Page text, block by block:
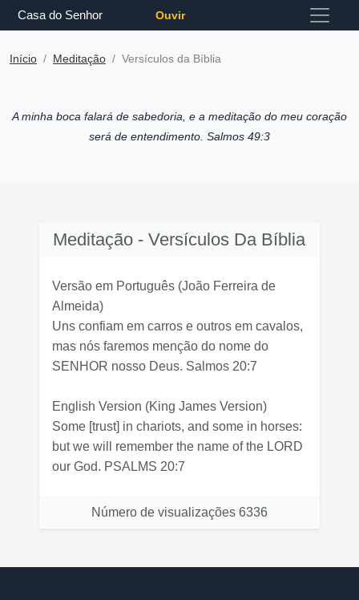
Casa do Senhor Ouvir
Início Meditação Versículos da Bíblia
A minha boca falará de sabedoria, e a meditação do meu coração
será de entendimento. Salmos 49:3
Meditação - Versículos Da Bíblia
Versão em Português (João Ferreira de
Almeida)
Uns confiam em carros e outros em cavalos,
mas nós faremos menção do nome do
SENHOR nosso Deus. Salmos 20:7
English Version (King James Version)
Some [trust] in chariots, and some in horses:
but we will remember the name of the LORD
our God. PSALMS 20:7
Número de visualizações 6336